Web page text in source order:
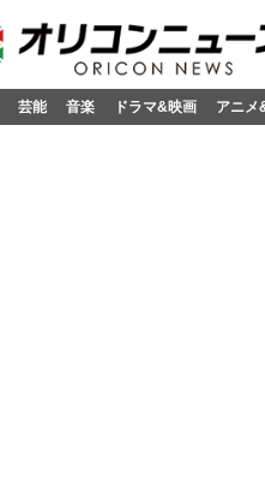
芸能 音楽 ドラマ&映画 アニメ